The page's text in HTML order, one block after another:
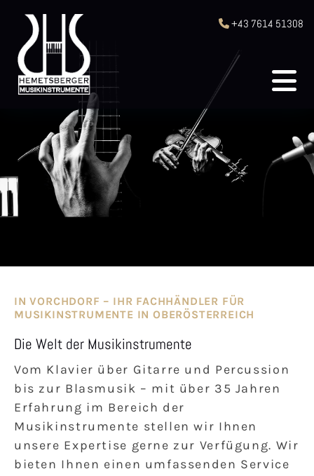
 +43 7614 51308
IN VORCHDORF – IHR FACHHÄNDLER FÜR
MUSIKINSTRUMENTE IN OBERÖSTERREICH
Die Welt der Musikinstrumente
Vom Klavier über Gitarre und Percussion
bis zur Blasmusik – mit über 35 Jahren
Erfahrung im Bereich der
Musikinstrumente stellen wir Ihnen
unsere Expertise gerne zur Verfügung. Wir
bieten Ihnen einen umfassenden Service